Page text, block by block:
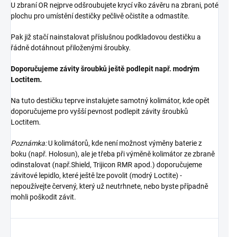
U zbraní OR nejprve odšroubujete krycí víko závěru na zbrani, poté
plochu pro umístění destičky pečlivě očistíte a odmastíte.
Pak již stačí nainstalovat příslušnou podkladovou destičku a
řádně dotáhnout přiloženými šroubky.
Doporučujeme závity šroubků ještě podlepit např. modrým
Loctitem.
Na tuto destičku teprve instalujete samotný kolimátor, kde opět
doporučujeme pro vyšší pevnost podlepit závity šroubků
Loctitem.
Poznámka:U kolimátorů, kde není možnost výměny baterie z
boku (např. Holosun), ale je třeba při výměně kolimátor ze zbraně
odinstalovat (např.Shield, Trijicon RMR apod.) doporučujeme
závitové lepidlo, které ještě lze povolit (modrý Loctite) -
nepoužívejte červený, který už neutrhnete, nebo byste případně
mohli poškodit závit.